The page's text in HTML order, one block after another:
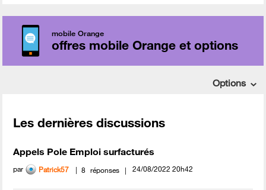
mobile Orange
offres mobile Orange et options
Options
Les dernières discussions
Appels Pole Emploi surfacturés
par Patrick57 8 réponses ‎24/08/2022 20h42